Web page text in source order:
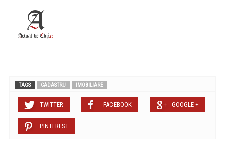
TAGS CADASTRU IMOBILIARE
TWITTER FACEBOOK GOOGLE +
PINTEREST